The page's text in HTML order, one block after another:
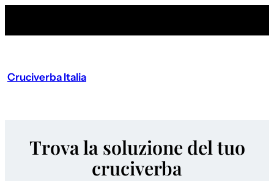
Cruciverba Italia
Trova la soluzione del tuo
cruciverba